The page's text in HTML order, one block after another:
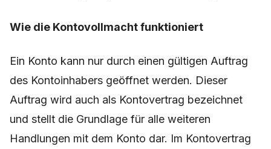
Wie die Kontovollmacht funktioniert
Ein Konto kann nur durch einen gültigen Auftrag
des Kontoinhabers geöffnet werden. Dieser
Auftrag wird auch als Kontovertrag bezeichnet
und stellt die Grundlage für alle weiteren
Handlungen mit dem Konto dar. Im Kontovertrag